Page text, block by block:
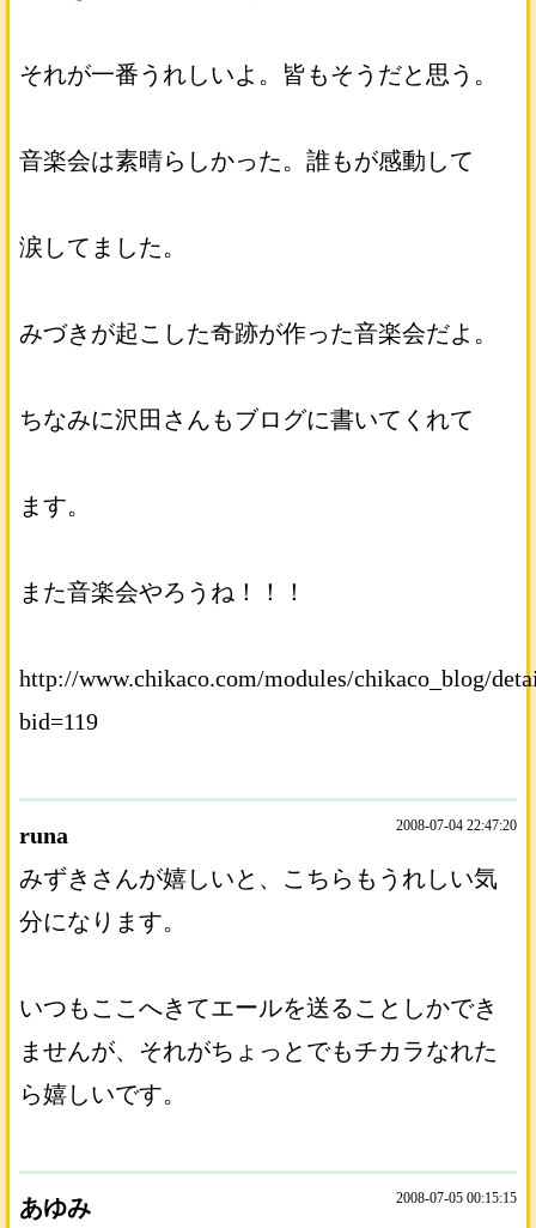
それが一番うれしいよ。皆もそうだと思う。
音楽会は素晴らしかった。誰もが感動して
涙してました。
みづきが起こした奇跡が作った音楽会だよ。
ちなみに沢田さんもブログに書いてくれて
ます。
また音楽会やろうね！！！
http://www.chikaco.com/modules/chikaco_blog/
bid=119
runa 2008-07-04 22:47:20
みずきさんが嬉しいと、こちらもうれしい気
分になります。
いつもここへきてエールを送ることしかでき
ませんが、それがちょっとでもチカラなれた
ら嬉しいです。
あゆみ 2008-07-05 00:15:15